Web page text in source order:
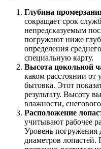
Глубина
сокращает срок
непредсказуемым
погружают ниже
определения
специальную карту.
Высота цокольной
каком расстоянии от
бытовка. Этот
результату. Высоту
влажности,
Расположение
учитывают рабочее
Уровень погружения
диаметров